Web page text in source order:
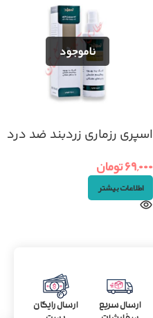
اسپری رزماری زردبند ضد درد
۶۹,۰۰۰تومان
اطلاعات بیشتر
ارسال سریع
ارسال رایگان